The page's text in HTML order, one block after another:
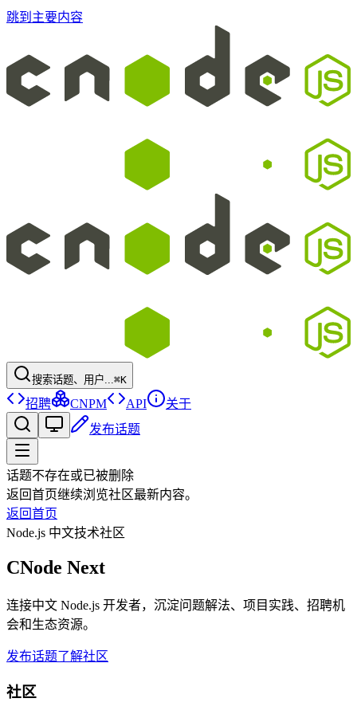
跳到主要内容
搜索话题、用户...⌘K
招聘 CNPM API
关于
发布话题
话题不存在或已被删除
返回首页继续浏览社区最新内容。
返回首页
Node.js 中文技术社区
CNode Next
连接中文 Node.js 开发者，沉淀问题解法、项目实践、招聘机
会和生态资源。
发布话题了解社区
社区